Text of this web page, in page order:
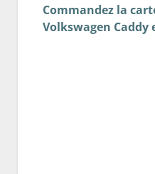
Commandez la
Volkswagen Caddy